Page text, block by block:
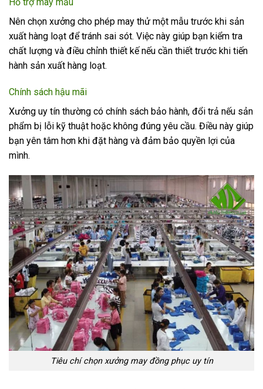
Nên chọn xưởng cho phép may thử một mẫu trước khi sản
xuất hàng loạt để tránh sai sót. Việc này giúp bạn kiểm tra
chất lượng và điều chỉnh thiết kế nếu cần thiết trước khi tiến
hành sản xuất hàng loạt.
Chính sách hậu mãi
Xưởng uy tín thường có chính sách bảo hành, đổi trả nếu sản
phẩm bị lỗi kỹ thuật hoặc không đúng yêu cầu. Điều này giúp
bạn yên tâm hơn khi đặt hàng và đảm bảo quyền lợi của
mình.
Tiêu chí chọn xưởng may đồng phục uy tín